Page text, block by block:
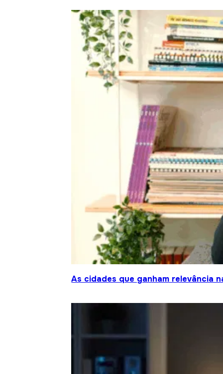
As cidades que ganham relevância